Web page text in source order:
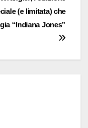
(e limitata) che
“Indiana Jones”